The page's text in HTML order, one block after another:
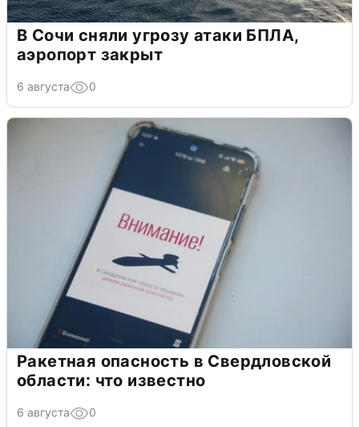
В Сочи сняли угрозу атаки БПЛА,
аэропорт закрыт
6 августа 0
Ракетная опасность в Свердловской
области: что известно
6 августа 0